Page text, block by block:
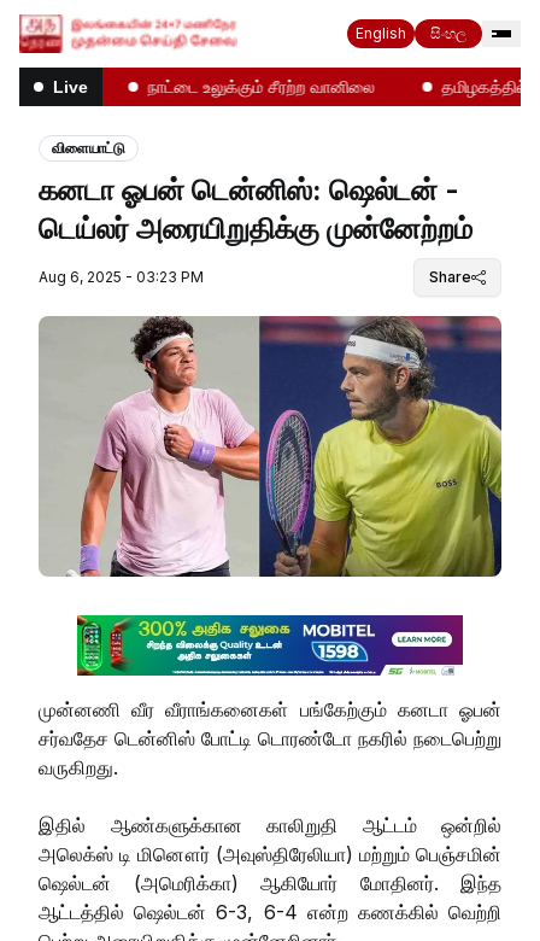
English සිංහල
Live நாட்டை உலுக்கும் சீரற்ற வானிலை தமிழகத்தில்
விளையாட்டு
கனடா ஓபன் டென்னிஸ்: ஷெல்டன் -
டெய்லர் அரையிறுதிக்கு முன்னேற்றம்
Aug 6, 2025 - 03:23 PM Share
முன்னணி வீர வீராங்கனைகள் பங்கேற்கும் கனடா ஓபன்
சர்வதேச டென்னிஸ் போட்டி டொரண்டோ நகரில் நடைபெற்று
வருகிறது.
இதில் ஆண்களுக்கான காலிறுதி ஆட்டம் ஒன்றில்
அலெக்ஸ் டி மினௌர் (அவுஸ்திரேலியா) மற்றும் பெஞ்சமின்
ஷெல்டன் (அமெரிக்கா) ஆகியோர் மோதினர். இந்த
ஆட்டத்தில் ஷெல்டன் 6-3, 6-4 என்ற கணக்கில் வெற்றி